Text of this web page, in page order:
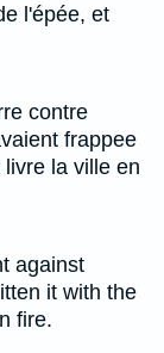
l'épée, et
contre
frappee
la ville en
against
it with the
fire.